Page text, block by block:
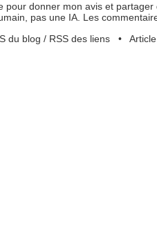
pour donner mon avis et partager
pas une IA. Les
du blog / RSS des liens•